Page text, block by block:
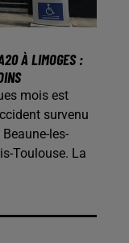
À LIMOGES :
mois est
survenu
les-
Toulouse. La